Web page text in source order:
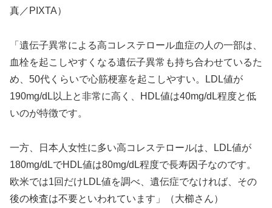
真／PIXTA）
「遺伝子異常による高コレステロール血症の人の一部は、
血栓を起こしやすくなる遺伝子異常も持ち合わせているた
め、50代くらいで心筋梗塞を起こしやすい。LDL値が
190mg/dL以上と非常に高く、HDL値は40mg/dL程度と低
いのが特徴です。
一方、日本人女性に多い高コレステロールは、LDL値が
180mg/dLでHDL値は80mg/dL程度で長寿因子なのです。
欧米では1回だけLDL値を調べ、遺伝症でなければ、その
後の検査は不要といわれています」（大櫛さん）